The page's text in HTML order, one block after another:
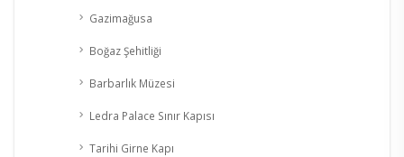
Gazimağusa
Boğaz Şehitliği
Barbarlık Müzesi
Ledra Palace Sınır Kapısı
Tarihi Girne Kapı